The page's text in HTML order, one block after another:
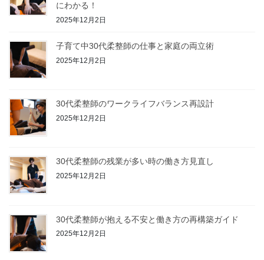
にわかる！
2025年12月2日
子育て中30代柔整師の仕事と家庭の両立術
2025年12月2日
30代柔整師のワークライフバランス再設計
2025年12月2日
30代柔整師の残業が多い時の働き方見直し
2025年12月2日
30代柔整師が抱える不安と働き方の再構築ガイド
2025年12月2日